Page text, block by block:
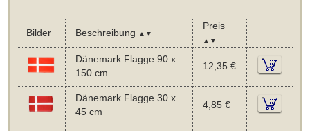
Bilder Beschreibung ▲▼
Preis
▲▼
Dänemark Flagge 90 x
150 cm
12,35 €
Dänemark Flagge 30 x
45 cm
4,85 €